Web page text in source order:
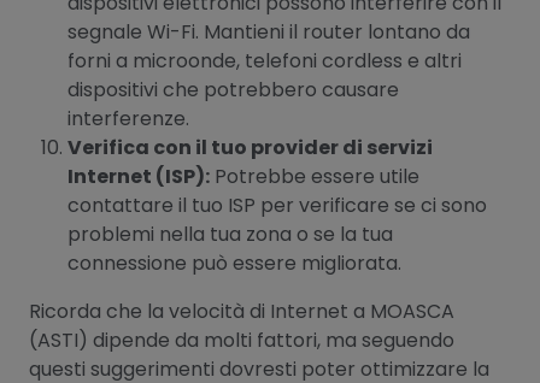
segnale Wi-Fi. Mantieni il router lontano da
forni a microonde, telefoni cordless e altri
dispositivi che potrebbero causare
interferenze.
Verifica con il tuo provider di servizi
Internet (ISP): Potrebbe essere utile
contattare il tuo ISP per verificare se ci sono
problemi nella tua zona o se la tua
connessione può essere migliorata.
Ricorda che la velocità di Internet a MOASCA
(ASTI) dipende da molti fattori, ma seguendo
questi suggerimenti dovresti poter ottimizzare la